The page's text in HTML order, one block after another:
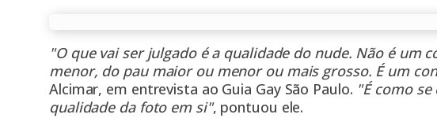
"O que vai ser julgado é a qualidade do nude. Não é um
menor, do pau maior ou menor ou mais grosso. É um
Alcimar, em entrevista ao Guia Gay São Paulo. "É como
qualidade da foto em si", pontuou ele.